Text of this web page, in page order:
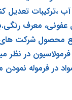
تعدیل
عفونی، معرف
محصول شرکت های
در نظر
مواد در فرموله